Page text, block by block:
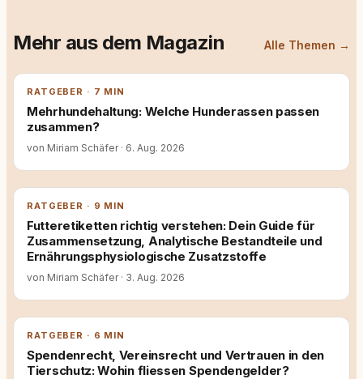
Mehr aus dem Magazin Alle Themen →
RATGEBER · 7 MIN
Mehrhundehaltung: Welche Hunderassen passen
zusammen?
von Miriam Schäfer · 6. Aug. 2026
RATGEBER · 9 MIN
Futteretiketten richtig verstehen: Dein Guide für
Zusammensetzung, Analytische Bestandteile und
Ernährungsphysiologische Zusatzstoffe
von Miriam Schäfer · 3. Aug. 2026
RATGEBER · 6 MIN
Spendenrecht, Vereinsrecht und Vertrauen in den
Tierschutz: Wohin fliessen Spendengelder?